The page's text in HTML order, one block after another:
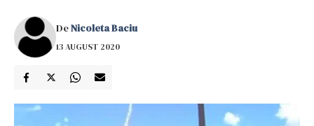
DeNicoleta Baciu
13 AUGUST 2020